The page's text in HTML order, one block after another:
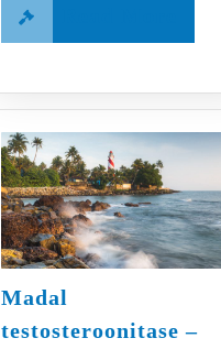
More
Madal
testosteroonitase –